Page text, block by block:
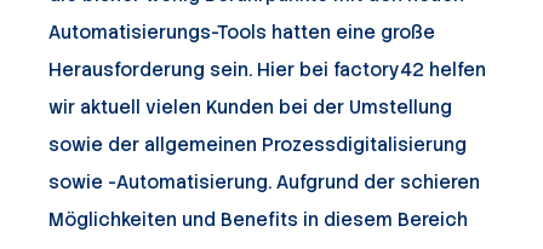
Automatisierungs-Tools hatten eine große
Herausforderung sein. Hier bei factory42 helfen
wir aktuell vielen Kunden bei der Umstellung
sowie der allgemeinen Prozessdigitalisierung
sowie -Automatisierung. Aufgrund der schieren
Möglichkeiten und Benefits in diesem Bereich